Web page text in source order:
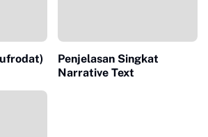
Penjelasan Singkat
Narrative Text